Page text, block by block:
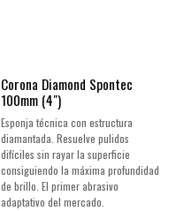
Corona Diamond Spontec
100mm (4")
Esponja técnica con estructura
diamantada. Resuelve pulidos
difíciles sin rayar la superficie
consiguiendo la máxima profundidad
de brillo. El primer abrasivo
adaptativo del mercado.